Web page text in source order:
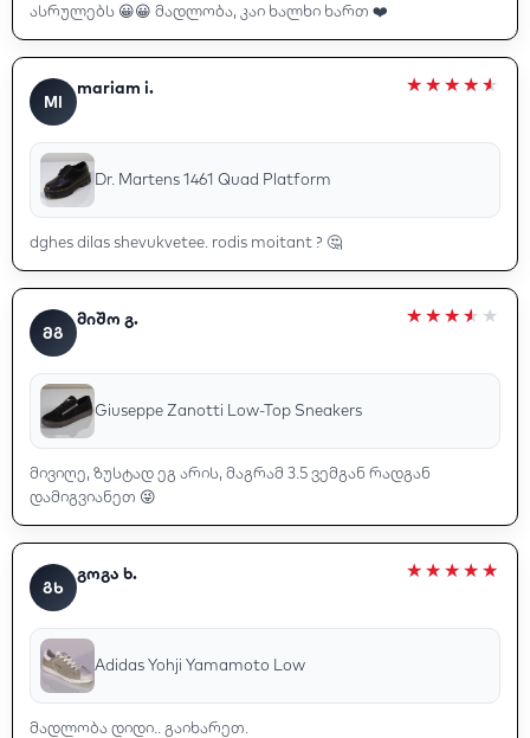
ასრულებს 😀😀 მადლობა, კაი ხალხი ხართ ❤️
MI
mariam i.
Dr. Martens 1461 Quad Platform
dghes dilas shevukvetee. rodis moitant ? 🤔
ᲛᲒ
მიშო გ.
Giuseppe Zanotti Low-Top Sneakers
მივიღე, ზუსტად ეგ არის, მაგრამ 3.5 ვემგან რადგან
დამიგვიანეთ 😜
ᲒᲮ
გოგა ხ.
Adidas Yohji Yamamoto Low
მადლობა დიდი.. გაიხარეთ.